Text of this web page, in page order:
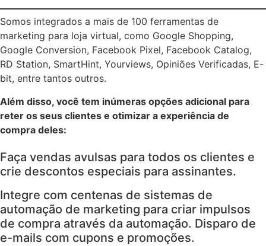
Somos integrados a mais de 100 ferramentas de
marketing para loja virtual, como Google Shopping,
Google Conversion, Facebook Pixel, Facebook Catalog,
RD Station, SmartHint, Yourviews, Opiniões Verificadas, E-
bit, entre tantos outros.
Além disso, você tem inúmeras opções adicional para
reter os seus clientes e otimizar a experiência de
compra deles:
Faça vendas avulsas para todos os clientes e
crie descontos especiais para assinantes.
Integre com centenas de sistemas de
automação de marketing para criar impulsos
de compra através da automação. Disparo de
e-mails com cupons e promoções.